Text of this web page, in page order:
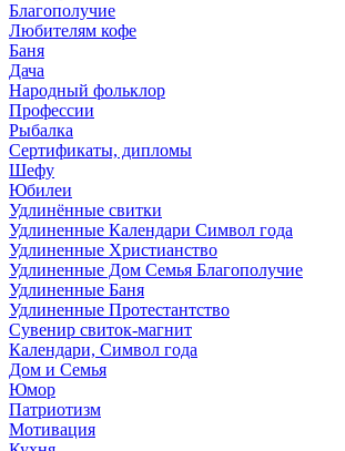
Благополучие
Любителям кофе
Баня
Дача
Народный фольклор
Профессии
Рыбалка
Сертификаты, дипломы
Шефу
Юбилеи
Удлинённые свитки
Удлиненные Календари Символ года
Удлиненные Христианство
Удлиненные Дом Семья Благополучие
Удлиненные Баня
Удлиненные Протестантство
Сувенир свиток-магнит
Календари, Символ года
Дом и Семья
Юмор
Патриотизм
Мотивация